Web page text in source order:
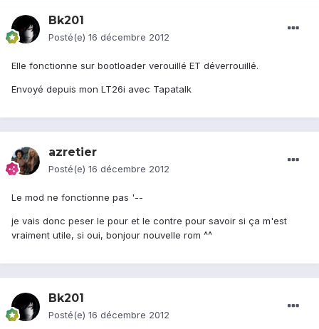
Bk201
Posté(e) 16 décembre 2012
Elle fonctionne sur bootloader verouillé ET déverrouillé.
Envoyé depuis mon LT26i avec Tapatalk
azretier
Posté(e) 16 décembre 2012
Le mod ne fonctionne pas '--
je vais donc peser le pour et le contre pour savoir si ça m'est
vraiment utile, si oui, bonjour nouvelle rom ^^
Bk201
Posté(e) 16 décembre 2012